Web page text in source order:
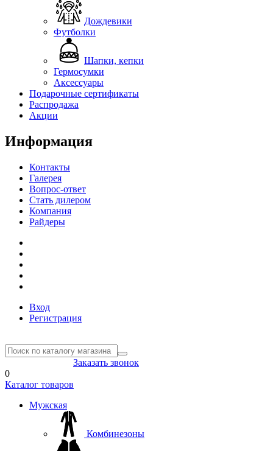
Дождевики
Футболки
Шапки, кепки
Гермосумки
Аксессуары
Подарочные сертификаты
Распродажа
Акции
Информация
Контакты
Галерея
Вопрос-ответ
Стать дилером
Компания
Райдеры
Вход
Регистрация
Заказать звонок
0
Каталог товаров
Мужская
Комбинезоны